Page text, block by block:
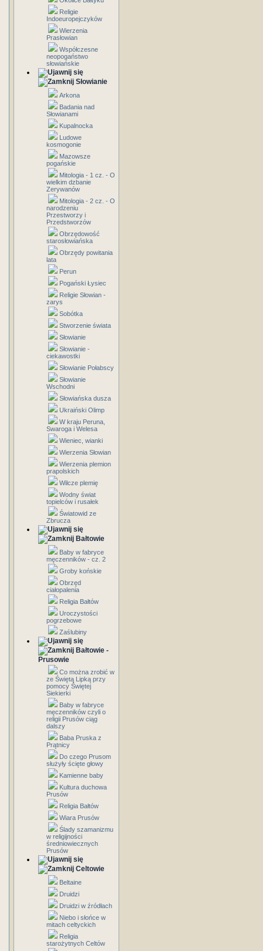
Religie
Indoeuropejczyków
Wierzenia
Prasłowian
Współczesne
neopogaństwo
słowiańskie
Słowianie
Arkona
Badania nad
Słowianami
Kupalnocka
Ludowe
kosmogonie
Mazowsze
pogańskie
Mitologia - 1 cz. - O
wielkim dzbanie
Zerywanów
Mitologia - 2 cz. - O
narodzeniu
Przestworzy i
Przedstworzów
Obrzędowość
starosłowiańska
Obrzędy powitania
lata
Perun
Pogański Łysiec
Religie Słowian -
zarys
Sobótka
Stworzenie świata
Słowianie
Słowianie -
ciekawostki
Słowianie Połabscy
Słowianie
Wschodni
Słowiańska dusza
Ukraiński Olimp
W kraju Peruna,
Swaroga i Welesa
Wieniec, wianki
Wierzenia Słowian
Wierzenia plemion
prapolskich
Wilcze plemię
Wodny świat
topielców i rusałek
Światowid ze
Zbrucza
Bałtowie
Baby w fabryce
męczenników - cz. 2
Groby końskie
Obrzęd
ciałopalenia
Religia Bałtów
Uroczystości
pogrzebowe
Zaślubiny
Bałtowie -
Prusowie
Co można zrobić w
ze Świętą Lipką przy
pomocy Świętej
Siekierki
Baby w fabryce
męczenników czyli o
religii Prusów ciąg
dalszy
Baba Pruska z
Prątnicy
Do czego Prusom
służyły ścięte głowy
Kamienne baby
Kultura duchowa
Prusów
Religia Bałtów
Wiara Prusów
Ślady szamanizmu
w religijności
średniowiecznych
Prusów
Celtowie
Beltaine
Druidzi
Druidzi w źródłach
Niebo i słońce w
mitach celtyckich
Religia
starożytnych Celtów